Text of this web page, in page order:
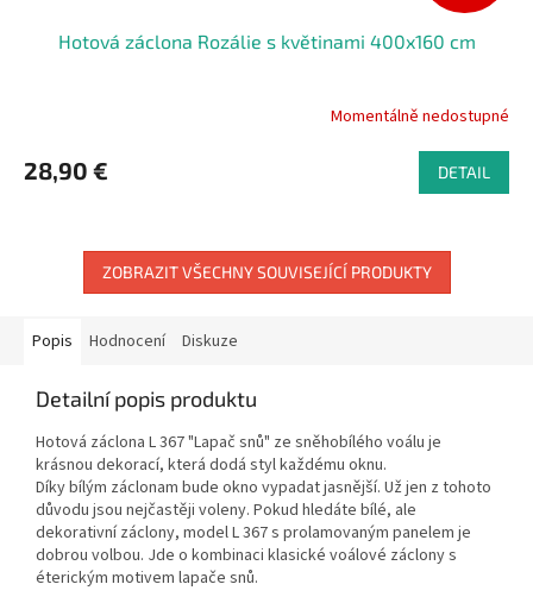
Hotová záclona Rozálie s květinami 400x160 cm
Momentálně nedostupné
28,90 € DETAIL
ZOBRAZIT VŠECHNY SOUVISEJÍCÍ PRODUKTY
Popis Hodnocení Diskuze
Detailní popis produktu
Hotová záclona L 367 "Lapač snů" ze sněhobílého voálu je
krásnou dekorací, která dodá styl každému oknu.
Díky bílým záclonam bude okno vypadat jasnější. Už jen z tohoto
důvodu jsou nejčastěji voleny. Pokud hledáte bílé, ale
dekorativní záclony, model L 367 s prolamovaným panelem je
dobrou volbou. Jde o kombinaci klasické voálové záclony s
éterickým motivem lapače snů.